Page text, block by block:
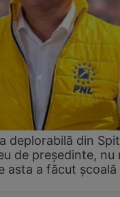
deplorabilă din
de președinte, nu
asta a făcut școală